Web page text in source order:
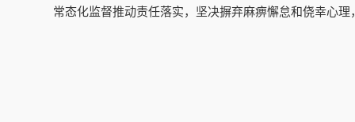
常态化监督推动责任落实，坚决摒弃麻痹懈怠和侥幸心